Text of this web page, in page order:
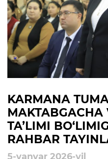
rejalari
Ta'lim
Tahliliy
Ta'limga doir
Kelajak
Hisobotlar
Interaktiv
KARMANA
MAKTABGACHA
TA’LIMI
RAHBAR
5-yanvar 2026-yil